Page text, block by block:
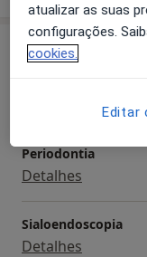
Serviços e preços
Periodontia
Detalhes
Sialoendoscopia
Detalhes
atualizar as suas
configurações.
cookies.
Editar